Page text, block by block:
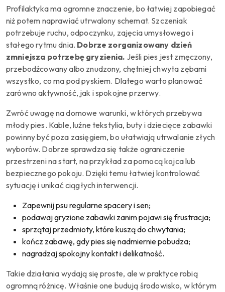
Profilaktyka ma ogromne znaczenie, bo łatwiej zapobiegać
niż potem naprawiać utrwalony schemat. Szczeniak
potrzebuje ruchu, odpoczynku, zajęcia umysłowego i
stałego rytmu dnia. Dobrze zorganizowany dzień
zmniejsza potrzebę gryzienia. Jeśli pies jest zmęczony,
przebodźcowany albo znudzony, chętniej chwyta zębami
wszystko, co ma pod pyskiem. Dlatego warto planować
zarówno aktywność, jak i spokojne przerwy.
Zwróć uwagę na domowe warunki, w których przebywa
młody pies. Kable, luźne tekstylia, buty i dziecięce zabawki
powinny być poza zasięgiem, bo ułatwiają utrwalanie złych
wyborów. Dobrze sprawdza się także ograniczenie
przestrzeni na start, na przykład za pomocą kojca lub
bezpiecznego pokoju. Dzięki temu łatwiej kontrolować
sytuację i unikać ciągłych interwencji.
Zapewnij psu regularne spacery i sen;
podawaj gryzione zabawki zanim pojawi się frustracja;
sprzątaj przedmioty, które kuszą do chwytania;
kończ zabawę, gdy pies się nadmiernie pobudza;
nagradzaj spokojny kontakt i delikatność.
Takie działania wydają się proste, ale w praktyce robią
ogromną różnicę. Właśnie one budują środowisko, w którym